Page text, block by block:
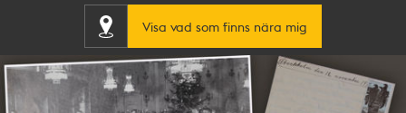
Visa vad som finns nära mig